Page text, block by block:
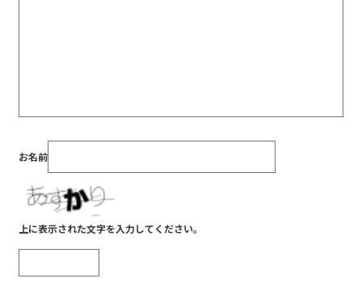
お名前
上に表示された文字を入力してください。